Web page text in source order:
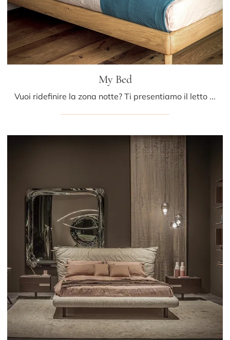
My Bed
Vuoi ridefinire la zona notte? Ti presentiamo il letto in pelle My Bed di Riva1920 per spazi moderni.